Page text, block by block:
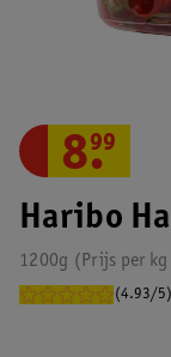
Haribo
1200g Prijs per kg
(4.93/5)
8.
99